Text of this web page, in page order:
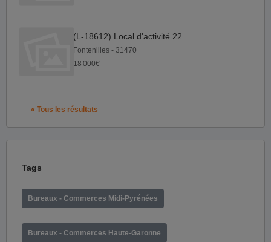
Fontenilles - 31470
18 000€
« Tous les résultats
Tags
Bureaux - Commerces Midi-Pyrénées
Bureaux - Commerces Haute-Garonne